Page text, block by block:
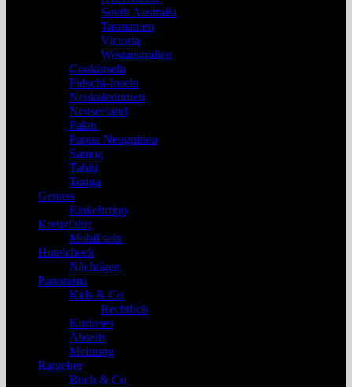
South Australia
Tasmanien
Victoria
Westaustralien
Cookinseln
Fidschi-Inseln
Neukaledonien
Neuseeland
Palau
Papua Neuguinea
Samoa
Tahiti
Tonga
Genuss
Einkehrtipp
Kreuzfahrt
Mobil sein
Hotelcheck
Nächtigen
Panorama
Kids & Co
Rechtlich
Kurioses
Abseits
Meinung
Ratgeber
Buch & Co